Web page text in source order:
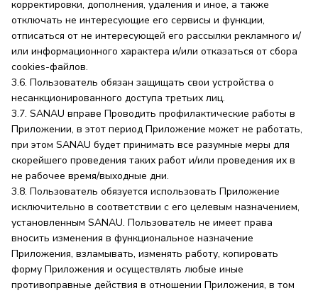
корректировки, дополнения, удаления и иное, а также
отключать не интересующие его сервисы и функции,
отписаться от не интересующей его рассылки рекламного и/
или информационного характера и/или отказаться от сбора
cookies-файлов.
3.6. Пользователь обязан защищать свои устройства о
несанкционированного доступа третьих лиц.
3.7. SANAU вправе Проводить профилактические работы в
Приложении, в этот период Приложение может не работать,
при этом SANAU будет принимать все разумные меры для
скорейшего проведения таких работ и/или проведения их в
не рабочее время/выходные дни.
3.8. Пользователь обязуется использовать Приложение
исключительно в соответствии с его целевым назначением,
установленным SANAU. Пользователь не имеет права
вносить изменения в функциональное назначение
Приложения, взламывать, изменять работу, копировать
форму Приложения и осуществлять любые иные
противоправные действия в отношении Приложения, в том